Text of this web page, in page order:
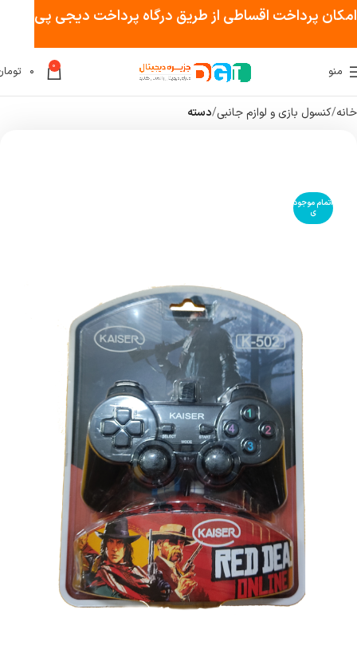
منو 0 ۰
خانه کنسول بازی و لوازم جانبی دسته
اتمام موجود
ی
امکان پرداخت اقساطی از طریق درگاه پرداخت دیجی پی